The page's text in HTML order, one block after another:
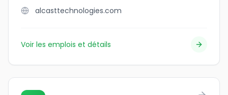
alcasttechnologies.com
Voir les emplois et détails